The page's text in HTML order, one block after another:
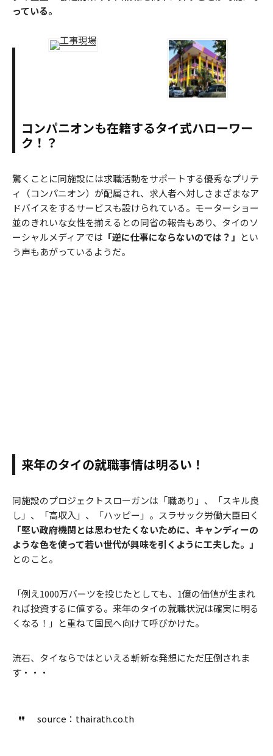
っている。
コンパニオンも在籍するタイ式ハローワー
ク！？
驚くことに同施設には求職活動をサポートする優秀なプリテ
ィ（コンパニオン）が配属され、求人者へ対しさまざまなア
ドバイスをするサービスも設けられている。モーターショー
並のきれいな女性を揃えるとの同省の報告もあり、タイのソ
ーシャルメディアでは 「逆に仕事にならないのでは？」 とい
う声もあがっているようだ。
来年のタイの就職事情は明るい！
同施設のプロジェクトスローガンは「職あり」、「スキル良
し」、「高収入」、「ハッピー」。スラサック労働大臣曰く
「堅い政府機関とは思わせたくないために、キャンディーの
ような色を使って若い世代が興味を引くように工夫した。」
とのこと。
「例え1000万バーツを投じたとしても、1億の価値が生まれ
れば投資するに値する。来年のタイの就職状況は確実に明る
くなる！」と重ねて国民へ向けて呼びかけた。
流石、タイならではといえる斬新な発想にただ圧倒されま
す・・・
source：thairath.co.th